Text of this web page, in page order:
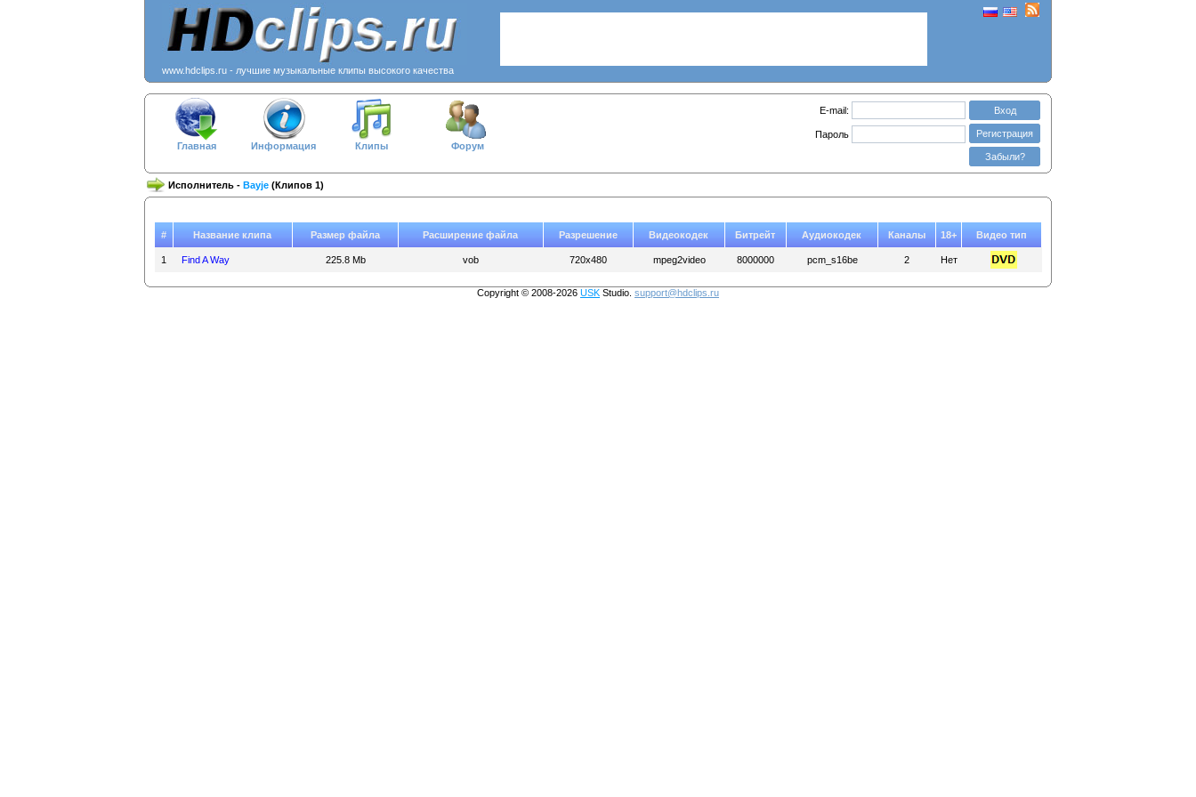
www.hdclips.ru - лучшие музыкальные клипы высокого качества
Главная Информация Клипы Форум
E-mail: Вход
Пароль Регистрация
Забыли?
Исполнитель - Bayje (Клипов 1)
# Название клипа Размер файла Расширение файла Разрешение Видеокодек Битрейт Аудиокодек Каналы 18+ Видео тип
1 Find A Way 225.8 Mb vob 720x480 mpeg2video 8000000 pcm_s16be 2 Нет
Copyright © 2008-2026 USK Studio. support@hdclips.ru